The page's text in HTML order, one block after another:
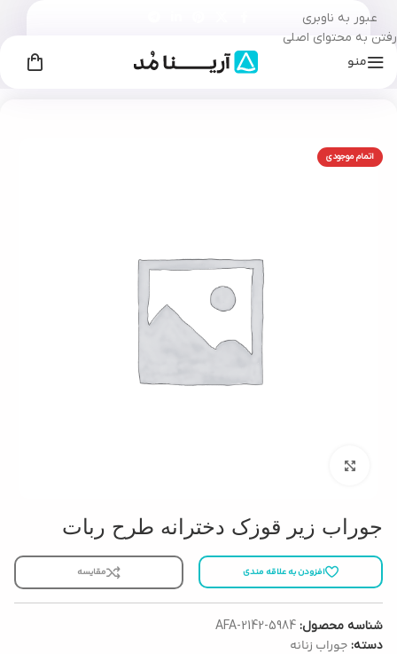
عبور به ناوبری
رفتن به محتوای اصلی
منو
اتمام موجودی
جوراب زیر قوزک دخترانه طرح ربات
افزودن به علاقه مندی مقایسه
شناسه محصول: AFA-2142-5984
دسته: جوراب زنانه